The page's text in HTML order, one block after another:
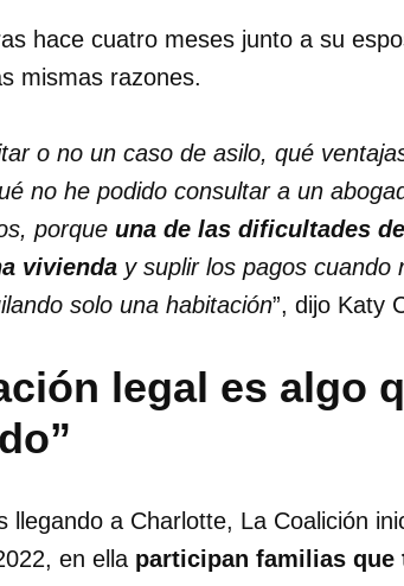
hace cuatro meses junto a su
mismas razones.
o no un caso de asilo, qué
no he podido consultar a un
porque una de las dificultades
vivienda y suplir los pagos cuando
solo una habitación”, dijo Katy
legal es algo
llegando a Charlotte, La Coalición
en ella participan familias que